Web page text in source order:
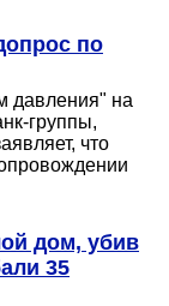
по
давления" на
группы,
что
дом, убив
35